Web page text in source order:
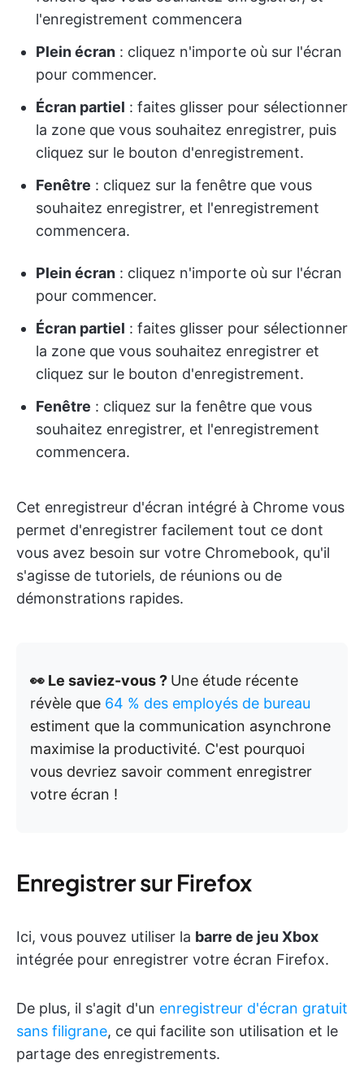
l'enregistrement commencera
Plein écran : cliquez n'importe où sur l'écran
pour commencer.
Écran partiel : faites glisser pour sélectionner
la zone que vous souhaitez enregistrer, puis
cliquez sur le bouton d'enregistrement.
Fenêtre : cliquez sur la fenêtre que vous
souhaitez enregistrer, et l'enregistrement
commencera.
Plein écran : cliquez n'importe où sur l'écran
pour commencer.
Écran partiel : faites glisser pour sélectionner
la zone que vous souhaitez enregistrer et
cliquez sur le bouton d'enregistrement.
Fenêtre : cliquez sur la fenêtre que vous
souhaitez enregistrer, et l'enregistrement
commencera.
Cet enregistreur d'écran intégré à Chrome vous
permet d'enregistrer facilement tout ce dont
vous avez besoin sur votre Chromebook, qu'il
s'agisse de tutoriels, de réunions ou de
démonstrations rapides.
👀 Le saviez-vous ? Une étude récente
révèle que 64 % des employés de bureau
estiment que la communication asynchrone
maximise la productivité. C'est pourquoi
vous devriez savoir comment enregistrer
votre écran !
Enregistrer sur Firefox
Ici, vous pouvez utiliser la barre de jeu Xbox
intégrée pour enregistrer votre écran Firefox.
De plus, il s'agit d'un enregistreur d'écran gratuit
sans filigrane, ce qui facilite son utilisation et le
partage des enregistrements.